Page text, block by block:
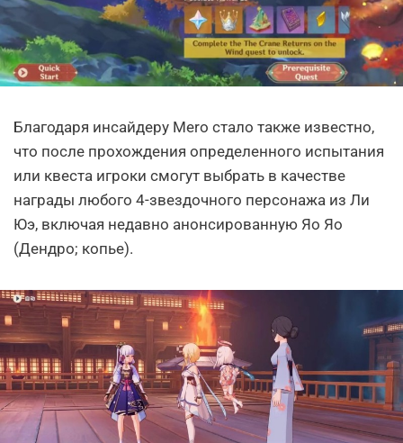
Благодаря инсайдеру Mero стало также известно,
что после прохождения определенного испытания
или квеста игроки смогут выбрать в качестве
награды любого 4-звездочного персонажа из Ли
Юэ, включая недавно анонсированную Яо Яо
(Дендро; копье).